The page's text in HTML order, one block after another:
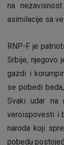
na
asimilacije sa
RNP-F je
Srbije, njegovo
gazdi i
se pobedi
Svaki udar na
veroispovesti i
naroda koji
pobedu